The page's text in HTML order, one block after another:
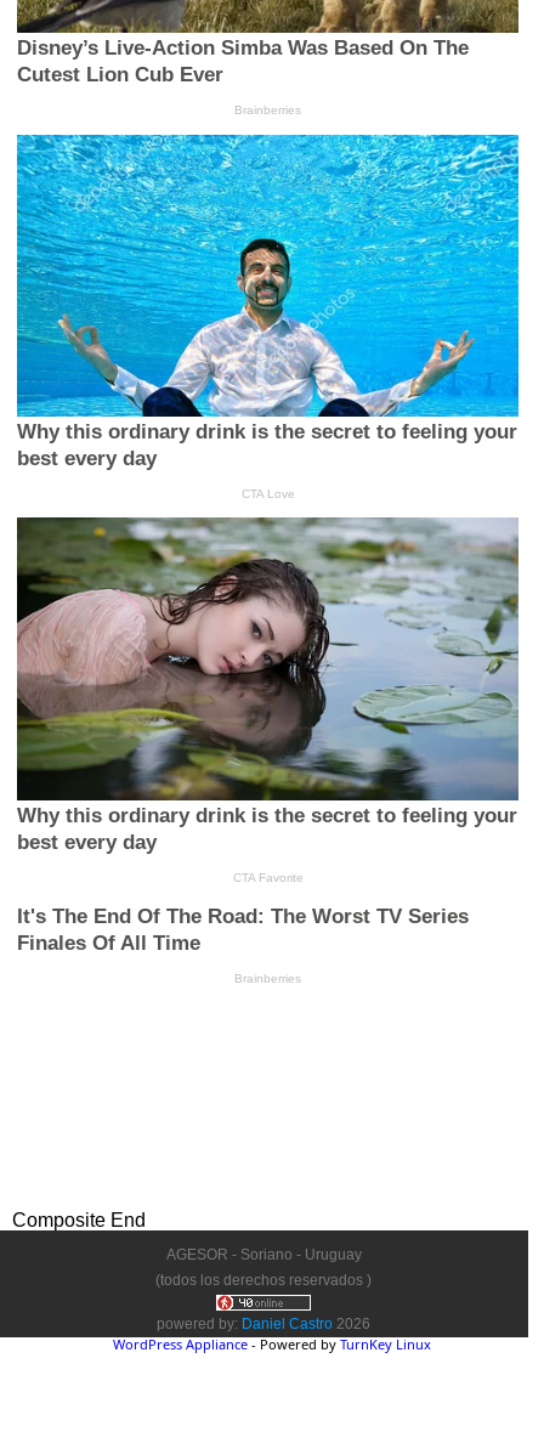
Composite End
AGESOR - Soriano - Uruguay
(todos los derechos reservados )
powered by: Daniel Castro 2026
WordPress Appliance- Powered byTurnKey Linux